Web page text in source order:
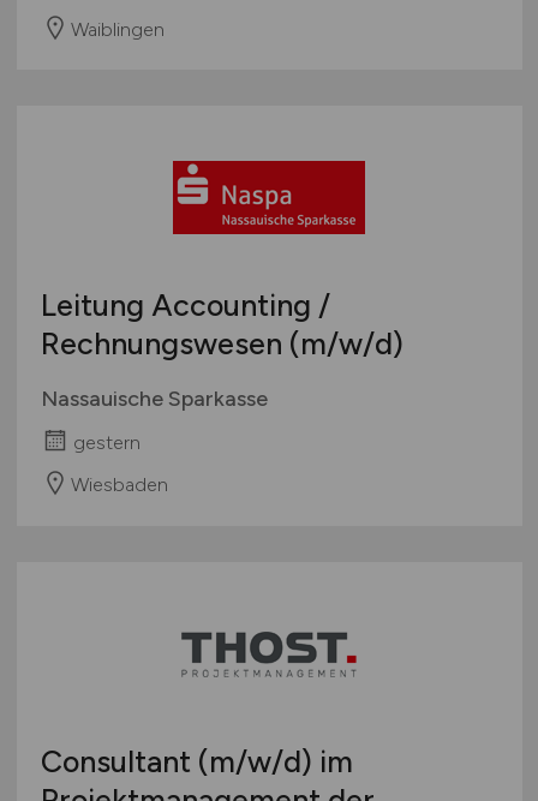
Waiblingen
Leitung Accounting /
Rechnungswesen (m/w/d)
Nassauische Sparkasse
gestern
Wiesbaden
Consultant (m/w/d) im